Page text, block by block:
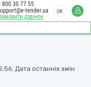
дзвінок
800 30 77 55
tender.ua
UK
Дата останніх змін